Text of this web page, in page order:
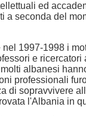
ed
a seconda del
nel 1997-1998 i
e ricercatori
albanesi
professionali
di sopravvivere
l'Albania in